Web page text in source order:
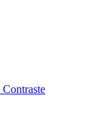
Contraste